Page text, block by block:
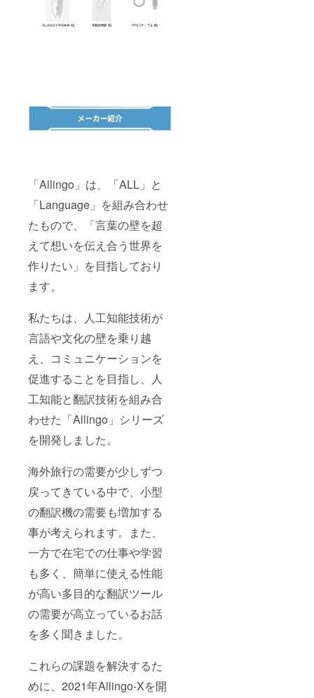
「Allingo」は、「ALL」と
「Language」を組み合わせ
たもので、「言葉の壁を超
えて想いを伝え合う世界を
作りたい」を目指しており
ます。
私たちは、人工知能技術が
言語や文化の壁を乗り越
え、コミュニケーションを
促進することを目指し、人
工知能と翻訳技術を組み合
わせた「Allingo」シリーズ
を開発しました。
海外旅行の需要が少しずつ
戻ってきている中で、小型
の翻訳機の需要も増加する
事が考えられます。また、
一方で在宅での仕事や学習
も多く、簡単に使える性能
が高い多目的な翻訳ツール
の需要が高立っているお話
を多く聞きました。
これらの課題を解決するた
めに、2021年Allingo-Xを開